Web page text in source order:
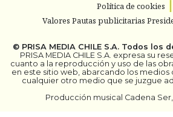
Política de cookies
Valores Pautas publicitarias
© PRISA MEDIA CHILE S.A. Todos los
PRISA MEDIA CHILE S.A. expresa su
cuanto a la reproducción y uso de las
en este sitio web, abarcando los
cualquier otro medio que se juzgue
Producción musical Cadena Ser,